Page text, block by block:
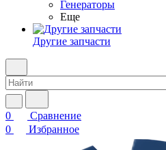
Генераторы
Еще
Другие запчасти
0
Сравнение
0
Избранное